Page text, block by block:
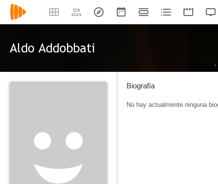
Aldo Addobbati
Biografía
No hay actualmente ninguna